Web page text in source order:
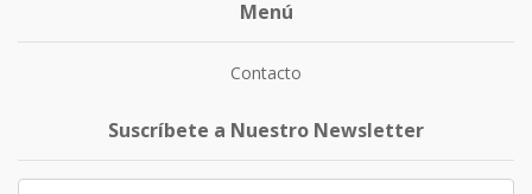
Menú
Contacto
Suscríbete a Nuestro Newsletter